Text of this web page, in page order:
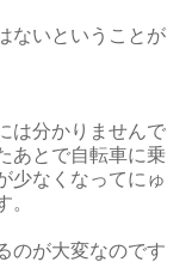
ないということが
は分かりませんで
あとで自転車に乗
少なくなってにゅ
。
のが大変なのです